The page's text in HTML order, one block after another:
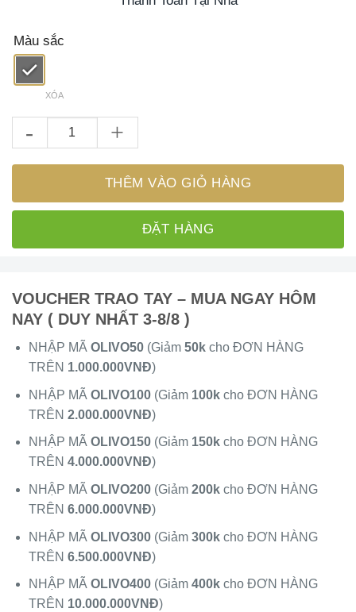
Màu sắc
XÓA
Nồi Chiên Hấp Đa Năng OLIVO SteamFry Xtra – Phiên Bản
THÊM VÀO GIỎ HÀNG
ĐẶT HÀNG
VOUCHER TRAO TAY – MUA NGAY HÔM
NAY ( DUY NHẤT 3-8/8 )
NHẬP MÃ OLIVO50(Giảm 50kcho ĐƠN HÀNG
TRÊN 1.000.000VNĐ)
NHẬP MÃ OLIVO100(Giảm 100kcho ĐƠN HÀNG
TRÊN 2.000.000VNĐ)
NHẬP MÃ OLIVO150(Giảm 150kcho ĐƠN HÀNG
TRÊN 4.000.000VNĐ)
NHẬP MÃ OLIVO200(Giảm 200kcho ĐƠN HÀNG
TRÊN 6.000.000VNĐ)
NHẬP MÃ OLIVO300(Giảm 300kcho ĐƠN HÀNG
TRÊN 6.500.000VNĐ)
NHẬP MÃ OLIVO400(Giảm 400kcho ĐƠN HÀNG
TRÊN 10.000.000VNĐ)